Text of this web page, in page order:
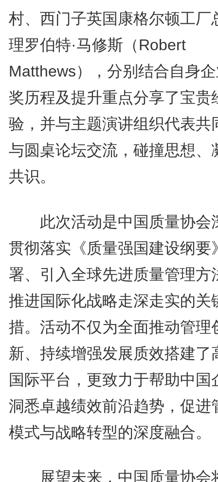
村、西门子英国康格尔顿工厂
理罗伯特·马修斯（Robert
Matthews），分别结合自身
奖历程及提升重点分享了宝贵
验，并与主题演讲组织代表共
与圆桌论坛交流，碰撞思想、
共识。
此次活动是中国质量协会
贯彻落实《质量强国建设纲要
署、引入全球先进质量管理方
推进国际化战略走深走实的关
措。活动不仅为全面推动管理
新、持续增强发展质效搭建了
国际平台，更致力于帮助中国
洞悉卓越绩效前沿趋势，促进
模式与战略转型的深度融合。
展望未来，中国质量协会